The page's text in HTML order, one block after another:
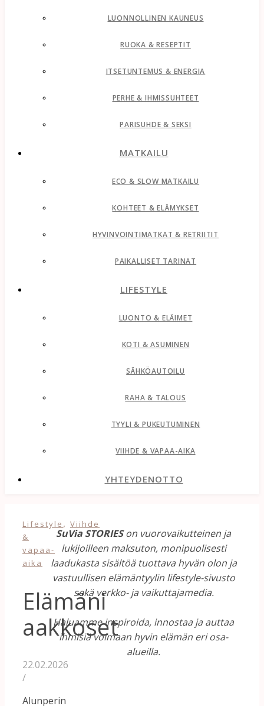
LUONNOLLINEN KAUNEUS
RUOKA & RESEPTIT
ITSETUNTEMUS & ENERGIA
PERHE & IHMISSUHTEET
PARISUHDE & SEKSI
MATKAILU
ECO & SLOW MATKAILU
KOHTEET & ELÄMYKSET
HYVINVOINTIMATKAT & RETRIITIT
PAIKALLISET TARINAT
LIFESTYLE
LUONTO & ELÄIMET
KOTI & ASUMINEN
SÄHKÖAUTOILU
RAHA & TALOUS
TYYLI & PUKEUTUMINEN
VIIHDE & VAPAA-AIKA
YHTEYDENOTTO
Lifestyle , Viihde
&
vapaa-
aika
Elämäni
aakkoset
22.02.2026
/
Alunperin
SuVia STORIESon vuorovaikutteinen ja
lukijoilleen maksuton, monipuolisesti
laadukasta sisältöä tuottava hyvän olon ja
vastuullisen elämäntyylin lifestyle-sivusto
sekä verkko- ja vaikuttajamedia.
Haluamme inspiroida, innostaa ja auttaa
ihmisiä voimaan hyvin elämän eri osa-
alueilla.